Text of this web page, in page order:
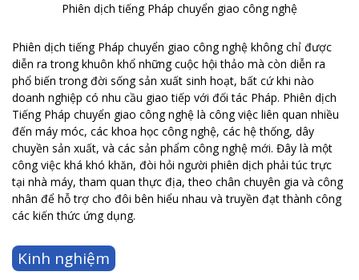
Phiên dịch tiếng Pháp chuyển giao công nghệ
Phiên dịch tiếng Pháp chuyển giao công nghệ không chỉ được
diễn ra trong khuôn khổ những cuộc hội thảo mà còn diễn ra
phổ biến trong đời sống sản xuất sinh hoạt, bất cứ khi nào
doanh nghiệp có nhu cầu giao tiếp với đối tác Pháp. Phiên dịch
Tiếng Pháp chuyển giao công nghệ là công việc liên quan nhiều
đến máy móc, các khoa học công nghệ, các hệ thống, dây
chuyền sản xuất, và các sản phẩm công nghệ mới. Đây là một
công việc khá khó khăn, đòi hỏi người phiên dịch phải túc trực
tại nhà máy, tham quan thực địa, theo chân chuyên gia và công
nhân để hỗ trợ cho đôi bên hiểu nhau và truyền đạt thành công
các kiến thức ứng dụng.
Kinh nghiệm